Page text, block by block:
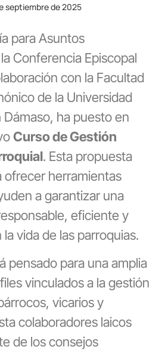
septiembre de 2025
para Asuntos
Conferencia Episcopal
con la Facultad
de la Universidad
Dámaso, ha puesto en
Curso de Gestión
. Esta propuesta
ofrecer herramientas
a garantizar una
eficiente y
vida de las parroquias.
pensado para una amplia
vinculados a la gestión
vicarios y
colaboradores laicos
de los consejos